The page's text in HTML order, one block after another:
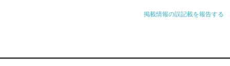
掲載情報の誤記載を報告する